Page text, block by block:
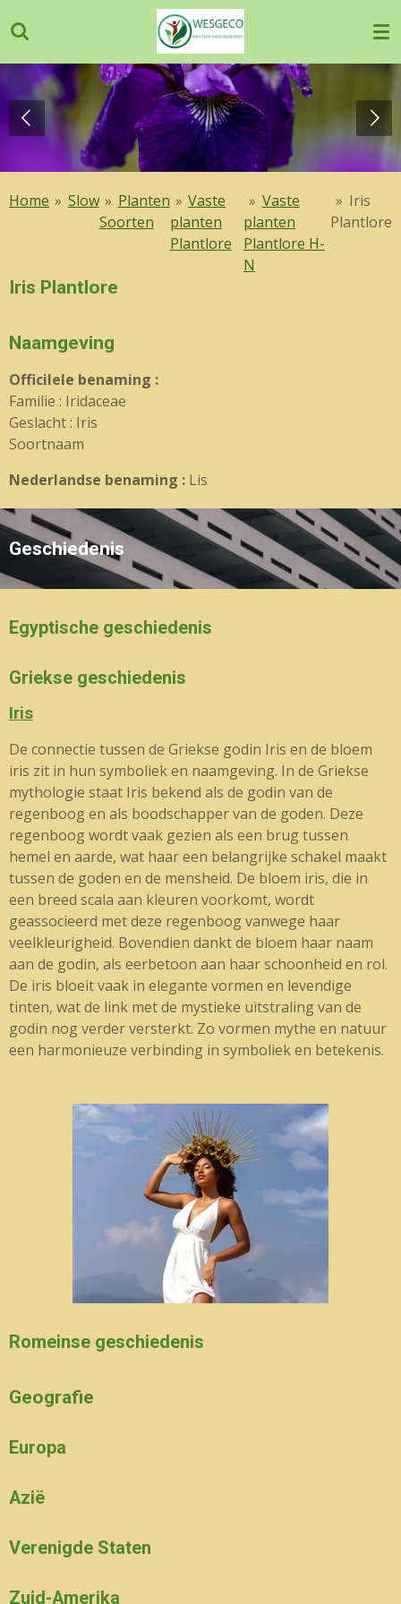
direct
naar
hoofdinhoud
Home » Slow » Planten
Soorten
» Vaste
planten
Plantlore
» Vaste
planten
Plantlore H-
N
» Iris
Plantlore
Iris Plantlore
Naamgeving
OfficiIele benaming :
Familie : Iridaceae
Geslacht : Iris
Soortnaam
Nederlandse benaming : Lis
Geschiedenis
Egyptische geschiedenis
Griekse geschiedenis
Iris
De connectie tussen de Griekse godin Iris en de bloem
iris zit in hun symboliek en naamgeving. In de Griekse
mythologie staat Iris bekend als de godin van de
regenboog en als boodschapper van de goden. Deze
regenboog wordt vaak gezien als een brug tussen
hemel en aarde, wat haar een belangrijke schakel maakt
tussen de goden en de mensheid. De bloem iris, die in
een breed scala aan kleuren voorkomt, wordt
geassocieerd met deze regenboog vanwege haar
veelkleurigheid. Bovendien dankt de bloem haar naam
aan de godin, als eerbetoon aan haar schoonheid en rol.
De iris bloeit vaak in elegante vormen en levendige
tinten, wat de link met de mystieke uitstraling van de
godin nog verder versterkt. Zo vormen mythe en natuur
een harmonieuze verbinding in symboliek en betekenis.
Romeinse geschiedenis
Geografie
Europa
Azië
Verenigde Staten
Zuid-Amerika